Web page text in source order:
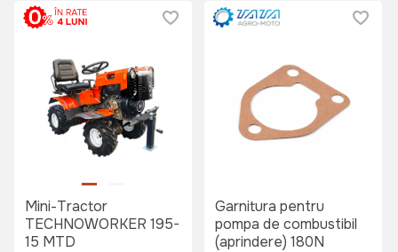
Mini-Tractor
TECHNOWORKER 195-
15 MTD
Garnitura pentru
pompa de combustibil
(aprindere) 180N